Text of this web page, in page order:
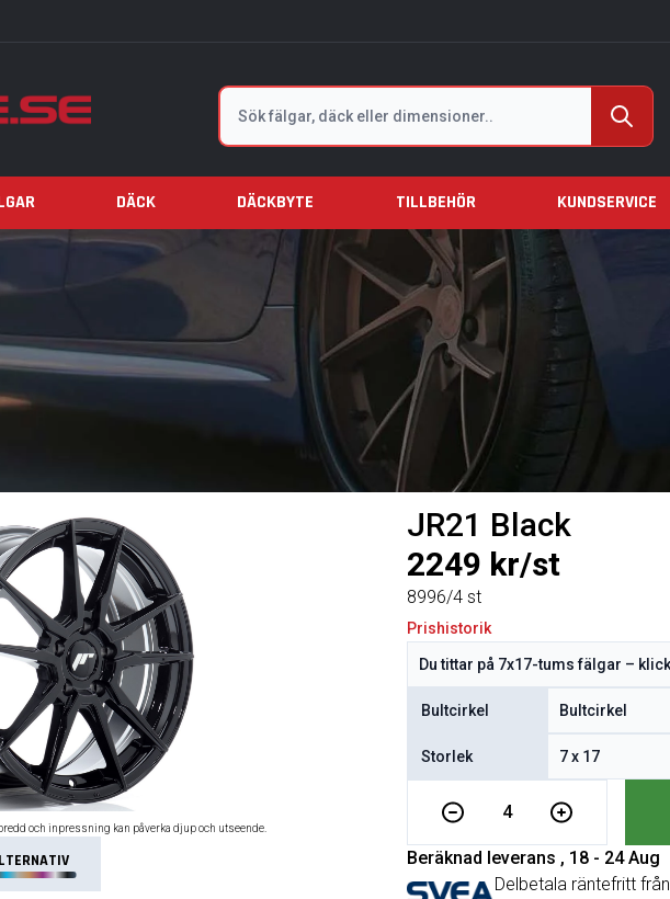
Sök
DÄCK DÄCKBYTE TILLBEHÖR KUNDSERVICE
JR21 Black
2249 kr/st
8996/4 st
Prishistorik
Bultcirkel
Storlek
4
Beräknad leverans , 18 - 24 Aug
Delbetala räntefritt från
och inpressning kan påverka djup och utseende.